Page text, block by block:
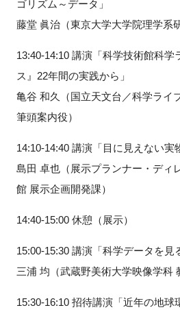
ゴリズム～データ」
藤堂 眞治（東京大学大学院理学系
13:40-14:10 講演「科学技術館科学
ス』22年間の実践から」
亀谷 和久（国立天文台／科学ライ
筆頭案内役）
14:10-14:40 講演「目に見えない実
島田 卓也（展示プランナー・ディ
館 展示企画開発課）
14:40-15:00 休憩（展示）
15:00-15:30 講演「科学データを見
三浦 均（武蔵野美術大学映像学科
15:30-16:10 招待講演「近年の地球